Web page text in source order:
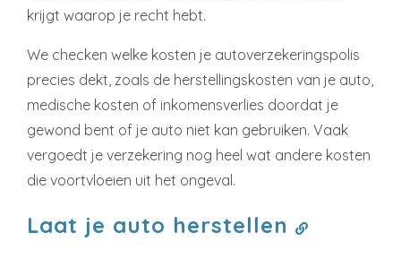
krijgt waarop je recht hebt.
We checken welke kosten je autoverzekeringspolis
precies dekt, zoals de herstellingskosten van je auto,
medische kosten of inkomensverlies doordat je
gewond bent of je auto niet kan gebruiken. Vaak
vergoedt je verzekering nog heel wat andere kosten
die voortvloeien uit het ongeval.
Laat je auto herstellen